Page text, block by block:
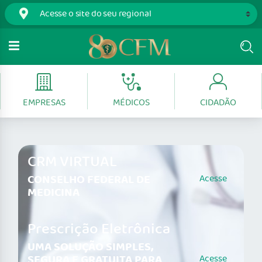
EMPRESAS MÉDICOS CIDADÃO
CRM VIRTUAL
CONSELHO FEDERAL DE
MEDICINA
Acesse
Prescrição Eletrônica
UMA SOLUÇÃO SIMPLES,
Acesse